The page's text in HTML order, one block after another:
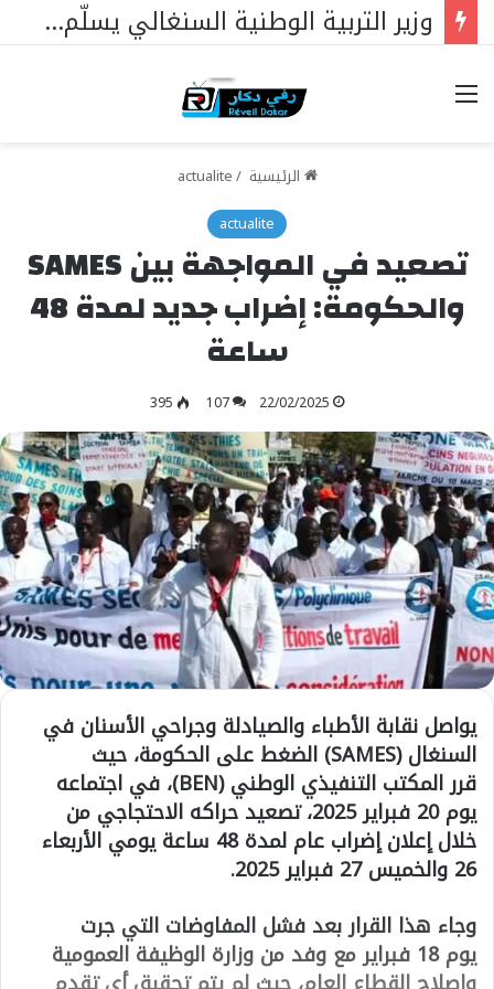
البنك الدولي: 340 مليار فرنك أفريقي لدعم أولويات السنغال
خيارات
الرئيسية /
actualite
actualite
تصعيد في المواجهة بين SAMES
والحكومة: إضراب جديد لمدة 48
ساعة
22/02/2025
107
395
يواصل نقابة الأطباء والصيادلة وجراحي الأسنان في
السنغال (SAMES) الضغط على الحكومة، حيث
قررالمكتب التنفيذي الوطني (BEN) ، في اجتماعه
يوم20 فبراير 2025 ، تصعيد حراكه الاحتجاجي من
خلالإعلان إضراب عام لمدة 48 ساعة يومي الأربعاء
26 والخميس 27 فبراير 2025
.
وجاء هذا القرار بعد فشل المفاوضات التي جرت
يوم18 فبراير مع وفد من وزارة الوظيفة العمومية